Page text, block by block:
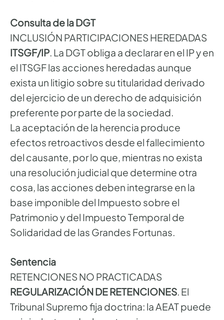
Consulta de la DGT
INCLUSIÓN PARTICIPACIONES HEREDADAS
ITSGF/IP. La DGT obliga a declarar en el IP y en
el ITSGF las acciones heredadas aunque
exista un litigio sobre su titularidad derivado
del ejercicio de un derecho de adquisición
preferente por parte de la sociedad.
La aceptación de la herencia produce
efectos retroactivos desde el fallecimiento
del causante, por lo que, mientras no exista
una resolución judicial que determine otra
cosa, las acciones deben integrarse en la
base imponible del Impuesto sobre el
Patrimonio y del Impuesto Temporal de
Solidaridad de las Grandes Fortunas.
Sentencia
RETENCIONES NO PRACTICADAS
REGULARIZACIÓN DE RETENCIONES. El
Tribunal Supremo fija doctrina: la AEAT puede